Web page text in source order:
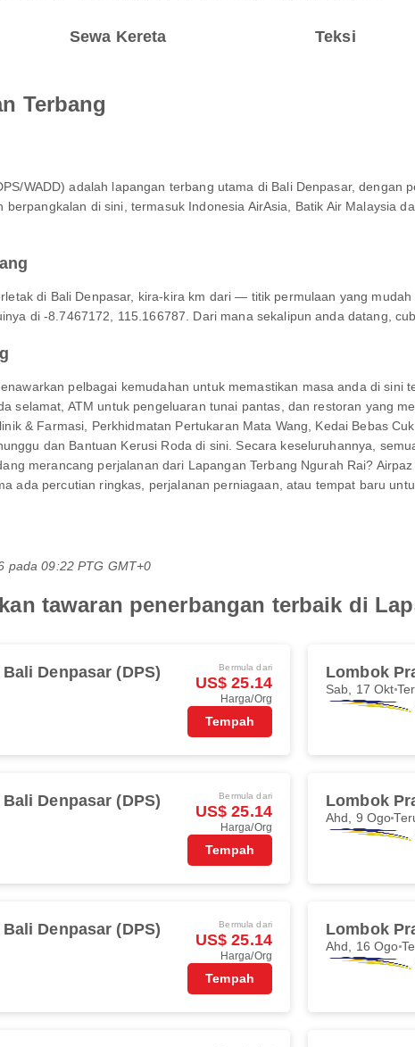
Sewa Kereta Teksi
Terbang
WADD) adalah lapangan terbang utama di Bali Denpasar, dengan
berpangkalan di sini, termasuk Indonesia AirAsia, Batik Air Malaysia
di Bali Denpasar, kira-kira km dari — titik permulaan yang
di -8.7467172, 115.166787. Dari mana sekalipun anda datang,
pelbagai kemudahan untuk memastikan masa anda di
selamat, ATM untuk pengeluaran tunai pantas, dan restoran yang
& Farmasi, Perkhidmatan Pertukaran Mata Wang, Kedai Bebas
dan Bantuan Kerusi Roda di sini. Secara keseluruhannya,
merancang perjalanan dari Lapangan Terbang Ngurah Rai?
ada percutian ringkas, perjalanan perniagaan, atau tempat baru
pada 09:22 PTG GMT+0
tawaran penerbangan terbaik di
Bali Denpasar (DPS) Bermula dari
US$ 25.14
Harga/Org
Tempah
Lombok
Sab, 17 Okt
Bali Denpasar (DPS) Bermula dari
US$ 25.14
Harga/Org
Tempah
Lombok
Ahd, 9 Ogo
Bali Denpasar (DPS) Bermula dari
US$ 25.14
Harga/Org
Tempah
Lombok
Ahd, 16 Ogo